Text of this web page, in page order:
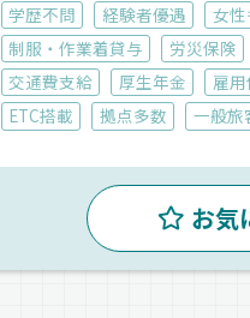
学歴不問 経験者優遇 女
制服・作業着貸与
労災保険
交通費支給
厚生年金 雇
ETC搭載
拠点多数 一般旅
お気